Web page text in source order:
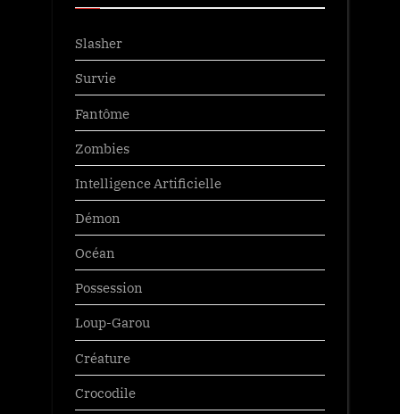
Slasher
Survie
Fantôme
Zombies
Intelligence Artificielle
Démon
Océan
Possession
Loup-Garou
Créature
Crocodile